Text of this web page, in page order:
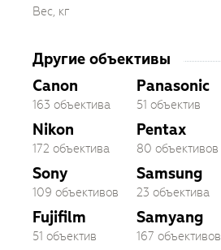
Вес, кг
Другие объективы
Canon
163 объектива
Nikon
172 объектива
Sony
109 объективов
Fujifilm
51 объектив
Panasonic
51 объектив
Pentax
80 объективов
Samsung
23 объектива
Samyang
167 объективов